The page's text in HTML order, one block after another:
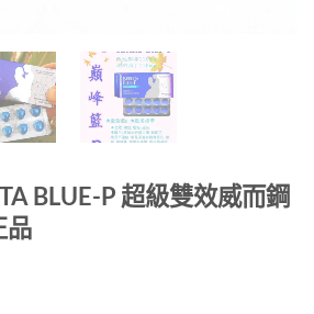
BLUE-P 超級雙效威而鋼
品